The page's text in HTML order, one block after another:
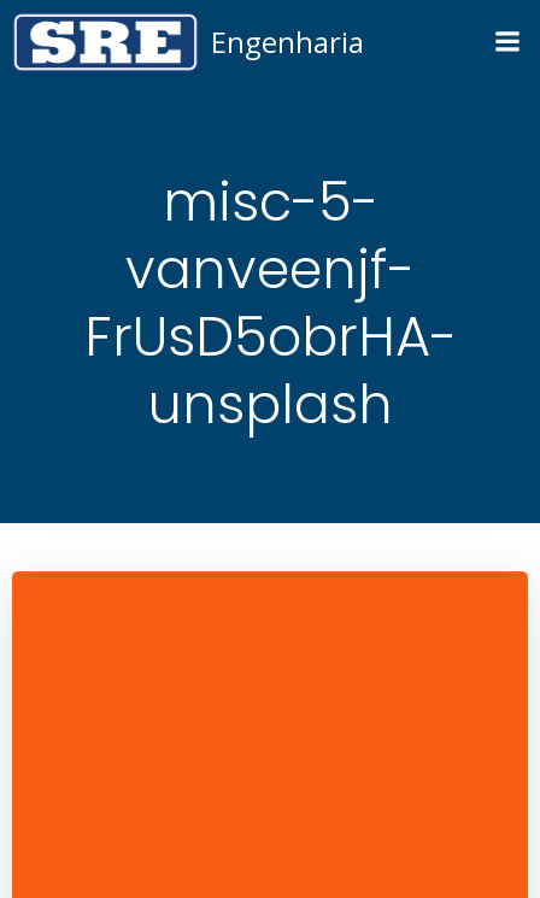
para
Engenharia
misc-5-
vanveenjf-
FrUsD5obrHA-
unsplash